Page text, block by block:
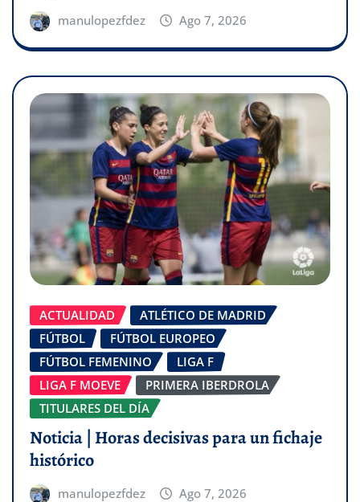
manulopezfdez Ago 7, 2026
ACTUALIDAD
ATLÉTICO DE MADRID
FÚTBOL
FÚTBOL EUROPEO
FÚTBOL FEMENINO
LIGA F
LIGA F MOEVE
PRIMERA IBERDROLA
TITULARES DEL DÍA
Noticia | Horas decisivas para un fichaje
histórico
manulopezfdez Ago 7, 2026